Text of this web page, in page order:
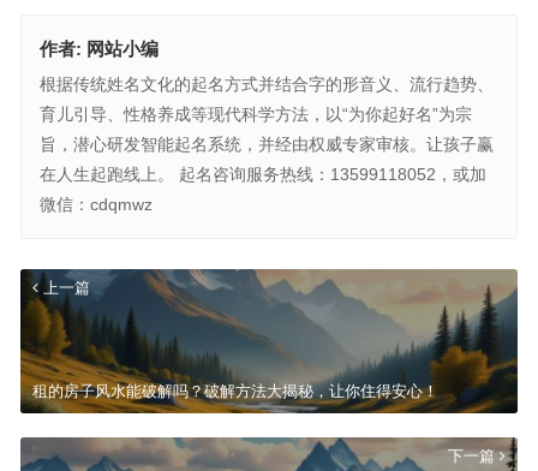
作者: 网站小编
根据传统姓名文化的起名方式并结合字的形音义、流行趋势、
育儿引导、性格养成等现代科学方法，以“为你起好名”为宗
旨，潜心研发智能起名系统，并经由权威专家审核。让孩子赢
在人生起跑线上。 起名咨询服务热线：13599118052，或加
微信：cdqmwz
上一篇
租的房子风水能破解吗？破解方法大揭秘，让你住得安心！
下一篇